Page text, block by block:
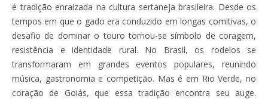
é tradição enraizada na cultura sertaneja brasileira. Desde os
tempos em que o gado era conduzido em longas comitivas, o
desafio de dominar o touro tornou-se símbolo de coragem,
resistência e identidade rural. No Brasil, os rodeios se
transformaram em grandes eventos populares, reunindo
música, gastronomia e competição. Mas é em Rio Verde, no
coração de Goiás, que essa tradição encontra seu auge.